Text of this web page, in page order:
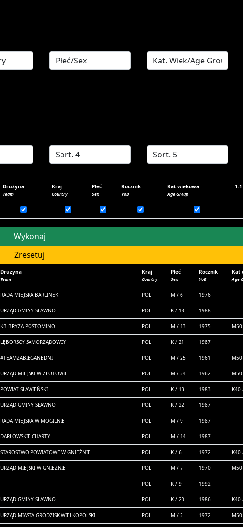
Drużyna
Team
Kraj
Country
Płeć
Sex
Rocznik
YoB
Kat wiekowa
Age Group
Drużyna
Team
Kraj
Country
Płeć
Sex
Rocznik
YoB
Kat
Age
RADA MIEJSKA BARLINEK POL M / 6 1976
URZĄD GMINY SŁAWNO POL K / 18 1988
KB BRYZA POSTOMINO POL M / 13 1975
LĘBORSCY SAMORZĄDOWCY POL K / 21 1987
#TEAMZABIEGANEDNI POL M / 25 1961
URZĄD MIEJSKI W ZŁOTOWIE POL M / 24 1962
POWIAT SŁAWIEŃSKI POL K / 13 1983 K40
URZĄD GMINY SŁAWNO POL K / 22 1987
RADA MIEJSKA W MOGILNIE POL M / 9 1987
DARŁOWSKIE CHARTY POL M / 14 1987
STAROSTWO POWIATOWE W GNIEŹNIE POL K / 6 1972 K40
URZĄD MIEJSKI W GNIEŹNIE POL M / 7 1970
POL K / 9 1992
URZĄD GMINY SŁAWNO POL K / 20 1986 K40
URZĄD MIASTA GRODZISK WIELKOPOLSKI POL M / 2 1972